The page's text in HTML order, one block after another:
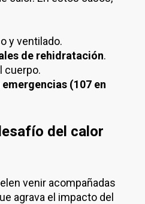
y ventilado.
de rehidratación.
cuerpo.
(107 en
del calor
venir acompañadas
agrava el impacto del